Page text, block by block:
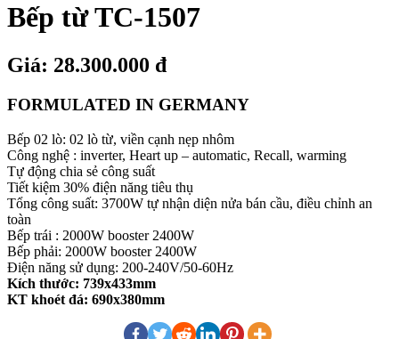
Bếp từ TC-1507
Giá: 28.300.000 đ
FORMULATED IN GERMANY
Bếp 02 lò: 02 lò từ, viền cạnh nẹp nhôm
Công nghệ : inverter, Heart up – automatic, Recall, warming
Tự động chia sẻ công suất
Tiết kiệm 30% điện năng tiêu thụ
Tổng công suất: 3700W tự nhận diện nửa bán cầu, điều chỉnh an
toàn
Bếp trái : 2000W booster 2400W
Bếp phải: 2000W booster 2400W
Điện năng sử dụng: 200-240V/50-60Hz
Kích thước: 739x433mm
KT khoét đá: 690x380mm